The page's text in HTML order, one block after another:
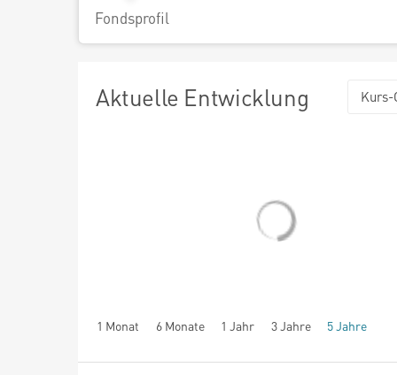
Fondsprofil
Aktuelle Entwicklung Kurs-
1 Monat 6 Monate 1 Jahr 3 Jahre 5 Jahre
seit Beginn